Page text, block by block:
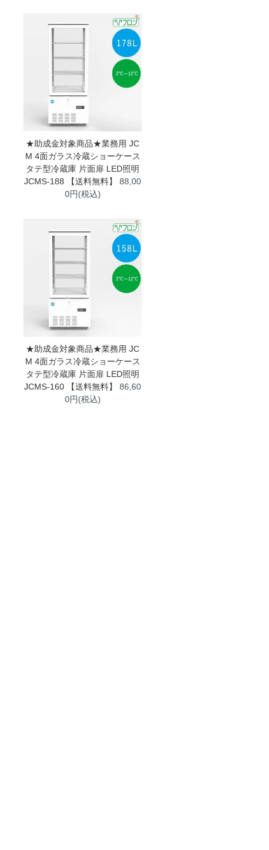
★助成金対象商品★業務用 JC
M 4面ガラス冷蔵ショーケース
タテ型冷蔵庫 片面扉 LED照明
JCMS-188 【送料無料】
88,00
0円(税込)
★助成金対象商品★業務用 JC
M 4面ガラス冷蔵ショーケース
タテ型冷蔵庫 片面扉 LED照明
JCMS-160 【送料無料】
86,60
0円(税込)